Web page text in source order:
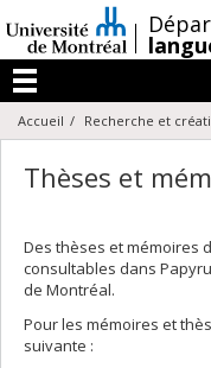
au
contenu
/
Menu
Accueil Recherche et
Thèses et
Des thèses et mémoires
consultables dans
de Montréal.
Pour les mémoires et
suivante :